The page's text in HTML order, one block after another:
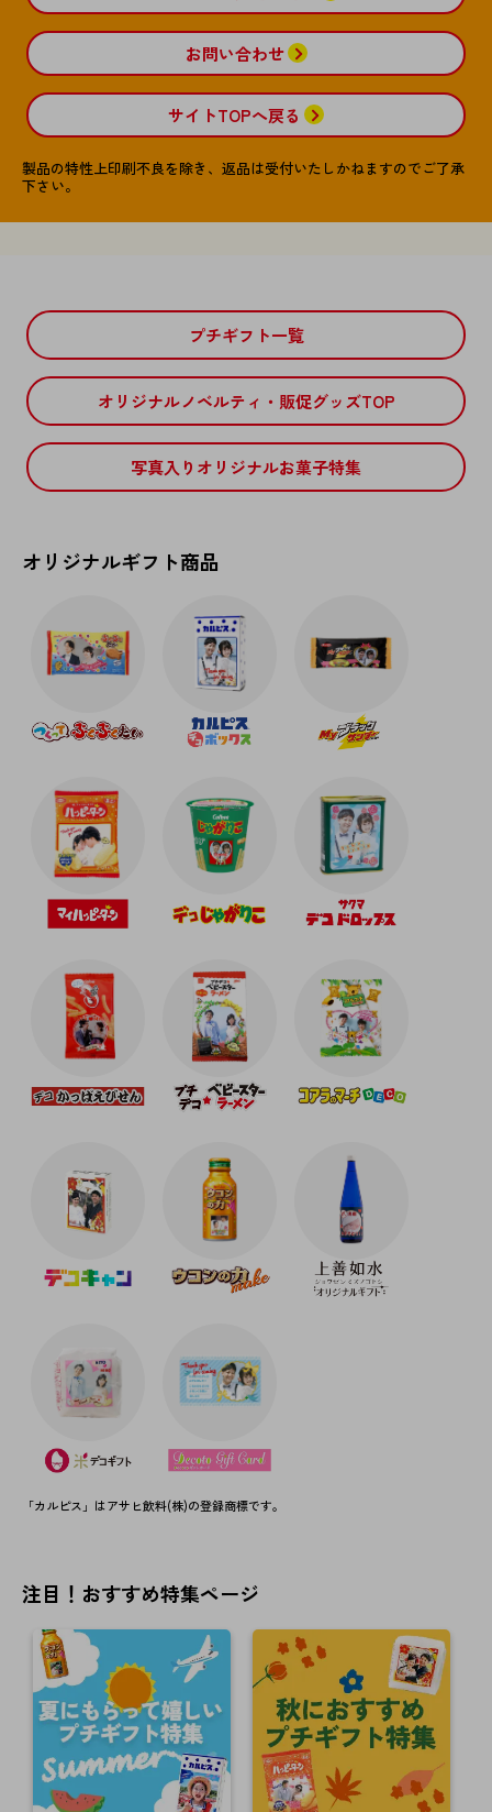
ホワイトデーのスタンプを追加しました。
バレンタインのフレーム・スタンプを追加しました。
【年末年始休業のお知らせ】
2023年12月27日（水）～2024年1月3日（水）まで出荷お
よびお問い合わせ窓口を休業させて頂きます。
しくお願い申し上げます。
※ご注文に関してましては通常通り受け付けしておりま
す。
2023-12-01
お正月、受験、卒業送別のスタンプ・フレームを追加し
ました。
2023-11-01
秋、ハロウィンのスタンプ・フレームを追加しました。
2023年8月11日(金)～8月20日(日)の期間は、お問い合わせ
窓口を休業させて頂きます。
なお、メールでのお問合せに関しましては通常通り受け
付けしておりますが、8月21日(月)10:00より順次対応とさ
お客様にはご不便をおかけしますが、何卒ご了承の程宜
しくお願い申し上げます。
す。
2023-05-16
夏のスタンプ・フレームを追加しました。
2023-04-12
父の日のスタンプを追加しました。
た。
2023-03-01
春のスタンプ・フレーム素材を追加しました。
ホワイトデーのスタンプを追加しました。
バレンタインと卒業・送別のスタンプ・フレーム素材を
追加しました。
2022-11-1
冬とクリスマス、お正月スタンプ・フレーム素材を追加
2022-5-9
夏フレーム・スタンプを追加しました。
2022-3-14
2022-2-14
2022-1-6
バレンタインフレーム・スタンプを追加しました。
【年末年始休業のお知らせ】
2021年12月28日（火）～2022年1月4日（火）まで出荷お
よびお問い合わせ窓口を休業させて頂きます。
なお、メールでのお問合せに関しましては通常通り受け
付けしておりますが、2022年1月5日（水）より順次対応
とさせていただきます。
お客様にはご不便をおかけしますが、何卒ご了承の程宜
しくお願い申し上げます。
お問い合わせ
サイトTOPへ戻る
製品の特性上印刷不良を除き、返品は受付いたしかねますのでご了承
下さい。
プチギフト一覧
オリジナルノベルティ・販促グッズTOP
写真入りオリジナルお菓子特集
オリジナルギフト商品
「カルピス」はアサヒ飲料(株)の登録商標です。
注目！おすすめ特集ページ